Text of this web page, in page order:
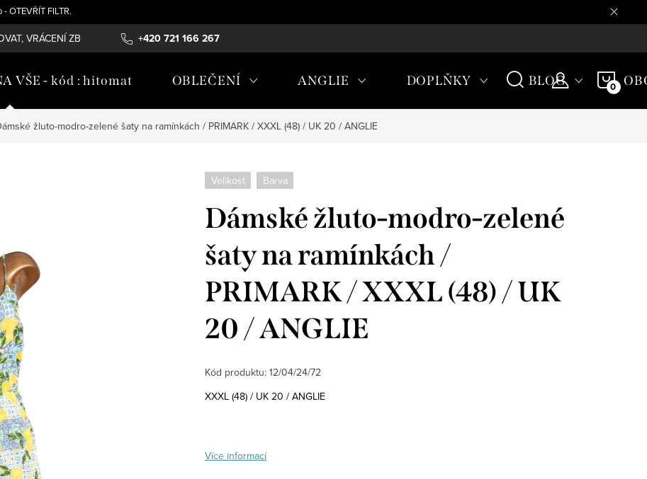
OTEVŘÍT FILTR.
+420 721 166 267
VRÁCENÍ ZBOŽÍ , REKLAMAČNÍ ŘÁD, ÚDRŽBA MATERIÁLŮ
VŠE - kód : hitomat OBLEČENÍ ANGLIE DOPLŇKY BLOG
žluto-modro-zelené šaty na ramínkách / PRIMARK / XXXL (48) / UK 20 / ANGLIE
Velikost Barva
Dámské žluto-modro-zelené
šaty na ramínkách /
PRIMARK / XXXL (48) / UK
20 / ANGLIE
Kód produktu: 12/04/24/72
XXXL (48) / UK 20 / ANGLIE
Více informací